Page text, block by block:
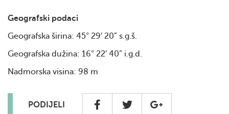
Geografski podaci
Geografska širina: 45° 29′ 20” s.g.š.
Geografska dužina: 16° 22′ 40” i.g.d.
Nadmorska visina: 98 m
PODIJELI